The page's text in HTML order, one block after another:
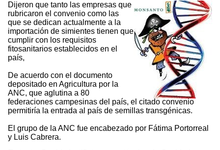
Dijeron que tanto las empresas que
rubricaron el convenio como las
que se dedican actualmente a la
importación de simientes tienen que
cumplir con los requisitos
fitosanitarios establecidos en el
país,
De acuerdo con el documento
depositado en Agricultura por la
ANC, que aglutina a 80
federaciones campesinas del país, el citado convenio
permitiría la entrada al país de semillas transgénicas.
El grupo de la ANC fue encabezado por Fátima Portorreal
y Luis Cabrera.